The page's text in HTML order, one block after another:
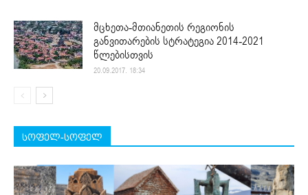
მცხეთა-მთიანეთის რეგიონის
განვითარების სტრატეგია 2014-2021
წლებისთვის
20.09.2017. 18:34
სოფელ-სოფელ